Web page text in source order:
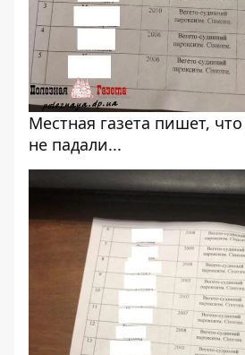
Местная газета пишет,
не падали...